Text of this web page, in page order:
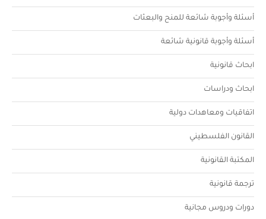
أسئلة وأجوبة شائعة للمنح والبعثات
أسئلة وأجوبة قانونية شائعة
ابحاث قانونية
ابحاث ودراسات
اتفاقيات ومعاهدات دولية
القانون الفلسطيني
المكتبة القانونية
ترجمة قانونية
دورات ودروس مجانية